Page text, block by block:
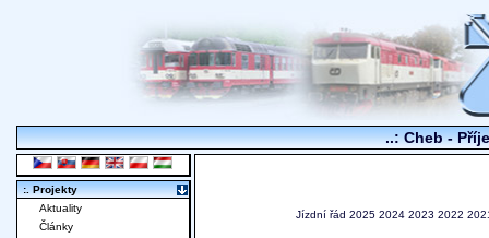
..: Cheb -
Jízdní řád 2025 2024 2023 2022
:. Projekty
Aktuality
Články